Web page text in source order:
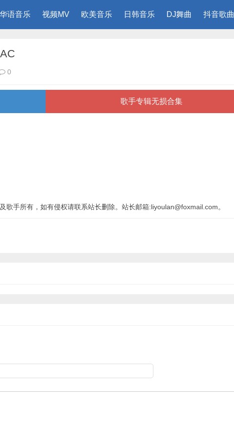
华语音乐 视频MV 欧美音乐 日韩音乐 DJ舞曲 抖音歌曲
0
歌手专辑无损合集
手所有，如有侵权请联系站长删除。站长邮箱:liyoulan@foxmail.com。